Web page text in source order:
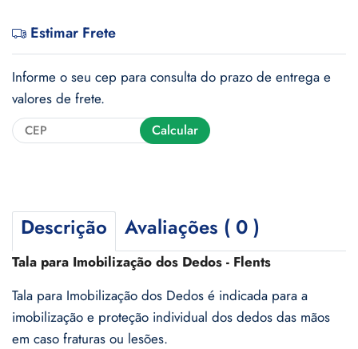
Estimar Frete
Informe o seu cep para consulta do prazo de entrega e
valores de frete.
Calcular
Descrição Avaliações ( 0 )
Tala para Imobilização dos Dedos - Flents
Tala para Imobilização dos Dedos é indicada para a
imobilização e proteção individual dos dedos das mãos
em caso fraturas ou lesões.